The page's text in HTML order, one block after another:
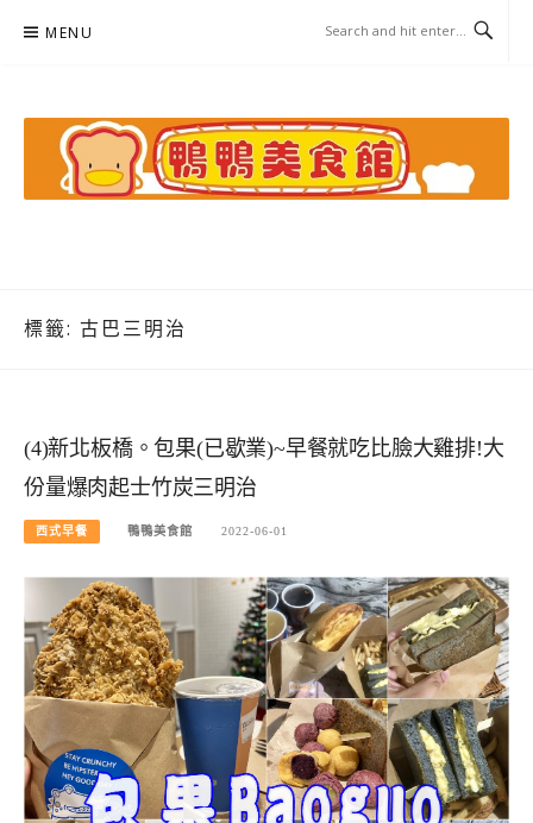
MENU
標籤: 古巴三明治
(4)新北板橋。包果(已歇業)~早餐就吃比臉大雞排!大
份量爆肉起士竹炭三明治
西式早餐 鴨鴨美食館 2022-06-01